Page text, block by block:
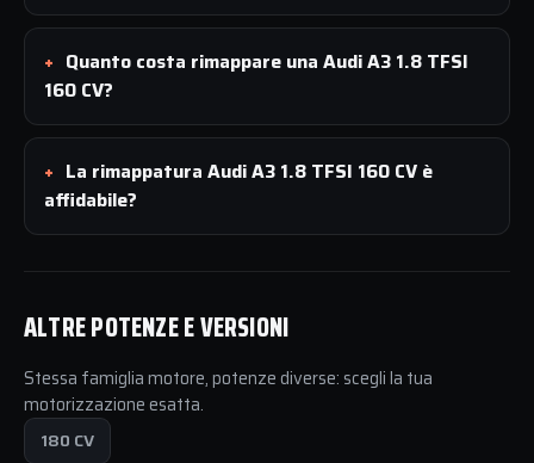
Quanto costa rimappare una Audi A3 1.8 TFSI
160 CV?
La rimappatura Audi A3 1.8 TFSI 160 CV è
affidabile?
ALTRE POTENZE E VERSIONI
Stessa famiglia motore, potenze diverse: scegli la tua
motorizzazione esatta.
180 CV